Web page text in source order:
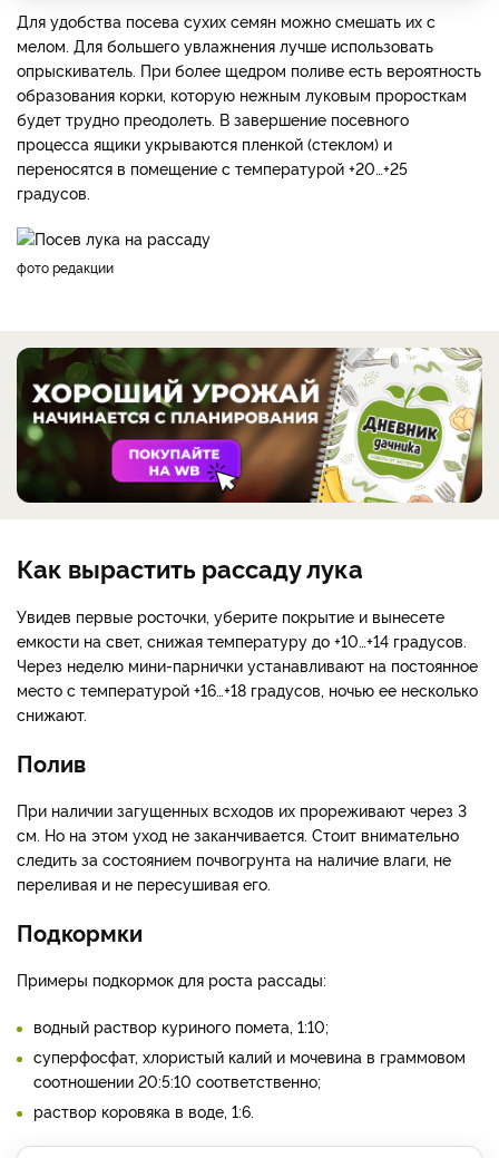
Для удобства посева сухих семян можно смешать их с
мелом. Для большего увлажнения лучше использовать
опрыскиватель. При более щедром поливе есть вероятность
образования корки, которую нежным луковым проросткам
будет трудно преодолеть. В завершение посевного
процесса ящики укрываются пленкой (стеклом) и
переносятся в помещение с температурой +20…+25
градусов.
фото редакции
Как вырастить рассаду лука
Увидев первые росточки, уберите покрытие и вынесете
емкости на свет, снижая температуру до +10…+14 градусов.
Через неделю мини-парнички устанавливают на постоянное
место с температурой +16…+18 градусов, ночью ее несколько
снижают.
Полив
При наличии загущенных всходов их прореживают через 3
см. Но на этом уход не заканчивается. Стоит внимательно
следить за состоянием почвогрунта на наличие влаги, не
переливая и не пересушивая его.
Подкормки
Примеры подкормок для роста рассады:
водный раствор куриного помета, 1:10;
суперфосфат, хлористый калий и мочевина в граммовом
соотношении 20:5:10 соответственно;
раствор коровяка в воде, 1:6.